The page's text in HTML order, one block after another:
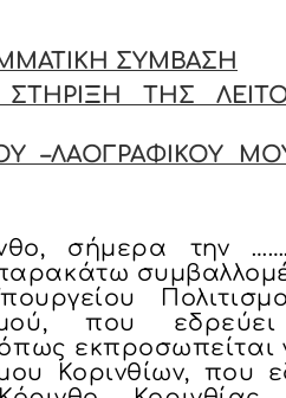
ΣΥΜΒΑΣΗ
ΤΗΣ
–ΛΑΟΓΡΑΦΙΚΟΥ
σήμερα την
που
εκπροσωπείται
Κορινθίων, που